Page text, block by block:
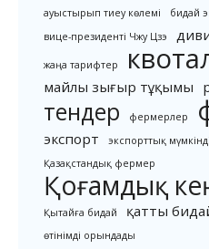
ауыстырып тиеу көлемі
бидай
вице-президенті Чжу Цзэ
жаңа тарифтер
майлы зығыр тұқымы
тендер фермерлер
экспорт экспорттық
Қазақстандық фермер
Қоғамдық
Қытайға бидай қатты
өтінімді орындады